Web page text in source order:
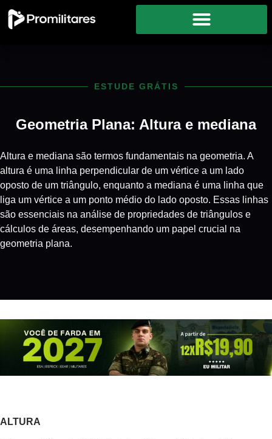
ESTUDE GRÁTIS
Geometria Plana: Altura e mediana
Altura e mediana são termos fundamentais na geometria. A
altura é uma linha perpendicular de um vértice a um lado
oposto de um triângulo, enquanto a mediana é uma linha que
liga um vértice a um ponto médio do lado oposto. Essas linhas
são essenciais na análise de propriedades de triângulos e
cálculos de áreas, desempenhando um papel crucial na
geometria plana.
ALTURA